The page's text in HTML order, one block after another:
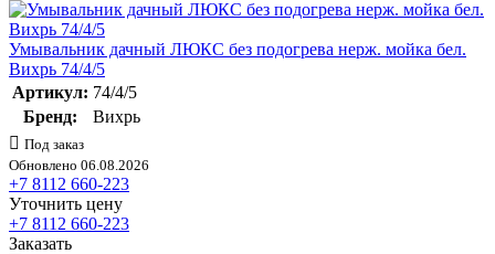
Умывальник дачный ЛЮКС без подогрева нерж. мойка бел.
Вихрь 74/4/5
Артикул: 74/4/5
Бренд:
Вихрь
Под заказ
Обновлено 06.08.2026
+7 8112 660-223
Уточнить цену
+7 8112 660-223
Заказать